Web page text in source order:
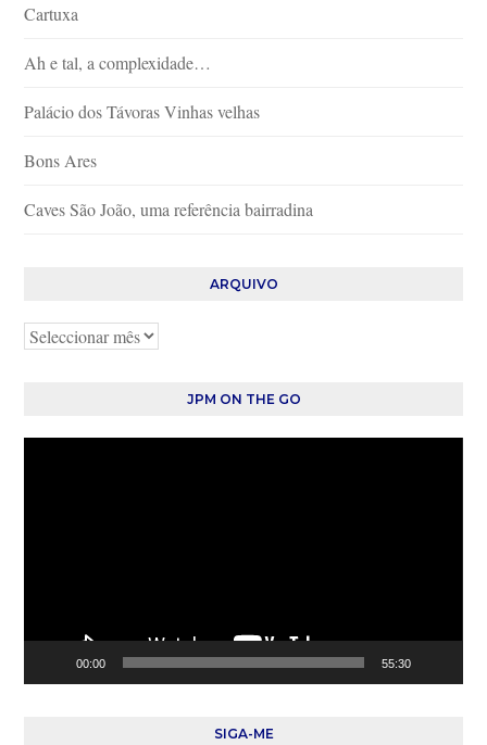
Cartuxa
Ah e tal, a complexidade…
Palácio dos Távoras Vinhas velhas
Bons Ares
Caves São João, uma referência bairradina
ARQUIVO
Arquivo
JPM ON THE GO
00:00 55:30
SIGA-ME